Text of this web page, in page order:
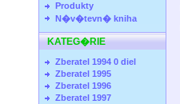
Produkty
N�v�tevn� kniha
KATEG�RIE
Zberatel 1994 0 diel
Zberatel 1995
Zberatel 1996
Zberatel 1997